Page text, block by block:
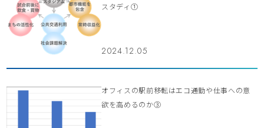
スタディ①
2024.12.05
オフィスの駅前移転はエコ通勤や仕事への意
欲を高めるのか③